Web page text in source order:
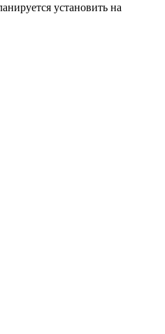
установить на